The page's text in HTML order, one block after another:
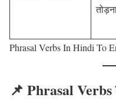
Phrasal Verbs In Hindi To
📌 Phrasal Verbs